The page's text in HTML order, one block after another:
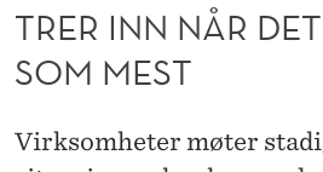
M
L
D
M
E
N
Y
S
D
E
Studier
Forskning
Om NHH
TRER INN NÅR
SOM MEST
Virksomheter møter